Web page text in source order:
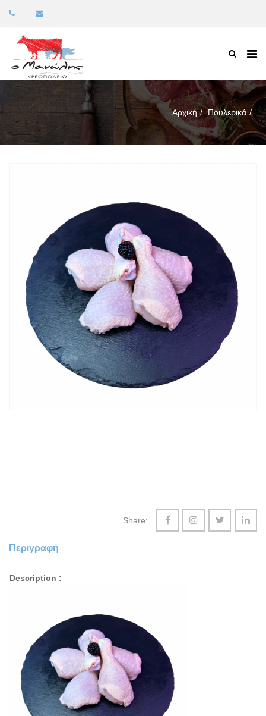
Αρχική Πουλερικά
Share:
Περιγραφή
Description :